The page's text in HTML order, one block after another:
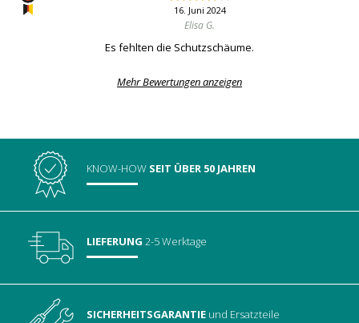
16. Juni 2024
Elisa G.
Es fehlten die Schutzschäume.
Mehr Bewertungen anzeigen
KNOW-HOW SEIT ÜBER 50 JAHREN
LIEFERUNG 2-5 Werktage
SICHERHEITSGARANTIE und Ersatzteile